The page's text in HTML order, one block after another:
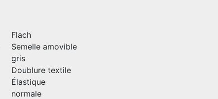
Flach
Semelle amovible
gris
Doublure textile
Élastique
normale